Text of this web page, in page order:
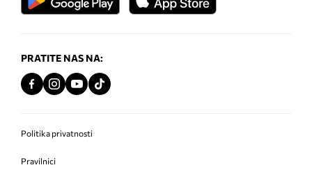
PRATITE NAS NA:
Politika privatnosti
Pravilnici